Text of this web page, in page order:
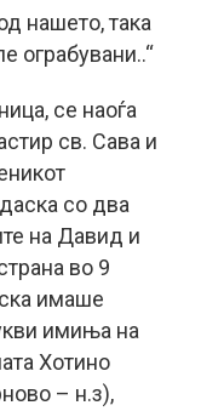
нашето, така
ограбувани..“
се наоѓа
св. Сава и
со два
на Давид и
во 9
имаше
имиња на
Хотино
– н.з),